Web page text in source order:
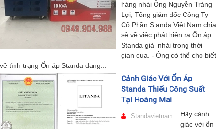
hàng nhái Ông Nguyễn Tràng
Lợi, Tổng giám đốc Công Ty
Cổ Phần Standa Việt Nam chia
sẻ về việc phát hiện ra Ổn áp
Standa giả, nhái trong thời
gian qua. - Ông có thể cho biết
về tình trạng Ổn áp Standa đang...
Cảnh Giác Với Ổn Áp
Standa Thiếu Công Suất
Tại Hoàng Mai
Standavietnam
Hãy cảnh
giác với ổn